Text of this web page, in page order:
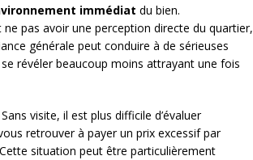
immédiat du bien.
ne pas avoir une perception directe du quartier,
générale peut conduire à de sérieuses
révéler beaucoup moins attrayant une fois
visite, il est plus difficile d’évaluer
retrouver à payer un prix excessif par
situation peut être particulièrement